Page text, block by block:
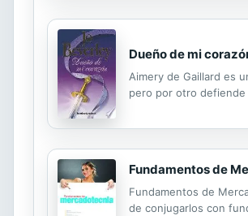
Dueño de mi
Aimery de Gaillard es
pero por otro defiende
Fundamentos de
Fundamentos de
de conjugarlos con